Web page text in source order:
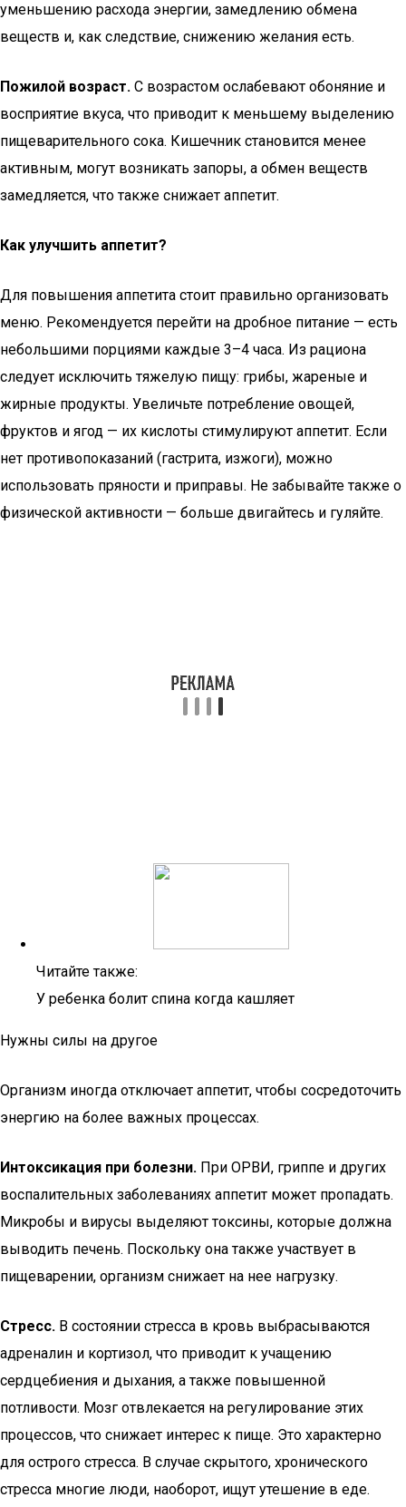
уменьшению расхода энергии, замедлению обмена
веществ и, как следствие, снижению желания есть.
Пожилой возраст. С возрастом ослабевают обоняние и
восприятие вкуса, что приводит к меньшему выделению
пищеварительного сока. Кишечник становится менее
активным, могут возникать запоры, а обмен веществ
замедляется, что также снижает аппетит.
Как улучшить аппетит?
Для повышения аппетита стоит правильно организовать
меню. Рекомендуется перейти на дробное питание — есть
небольшими порциями каждые 3–4 часа. Из рациона
следует исключить тяжелую пищу: грибы, жареные и
жирные продукты. Увеличьте потребление овощей,
фруктов и ягод — их кислоты стимулируют аппетит. Если
нет противопоказаний (гастрита, изжоги), можно
использовать пряности и приправы. Не забывайте также о
физической активности — больше двигайтесь и гуляйте.
Читайте также:
У ребенка болит спина когда кашляет
Нужны силы на другое
Организм иногда отключает аппетит, чтобы сосредоточить
энергию на более важных процессах.
Интоксикация при болезни. При ОРВИ, гриппе и других
воспалительных заболеваниях аппетит может пропадать.
Микробы и вирусы выделяют токсины, которые должна
выводить печень. Поскольку она также участвует в
пищеварении, организм снижает на нее нагрузку.
Стресс. В состоянии стресса в кровь выбрасываются
адреналин и кортизол, что приводит к учащению
сердцебиения и дыхания, а также повышенной
потливости. Мозг отвлекается на регулирование этих
процессов, что снижает интерес к пище. Это характерно
для острого стресса. В случае скрытого, хронического
стресса многие люди, наоборот, ищут утешение в еде.